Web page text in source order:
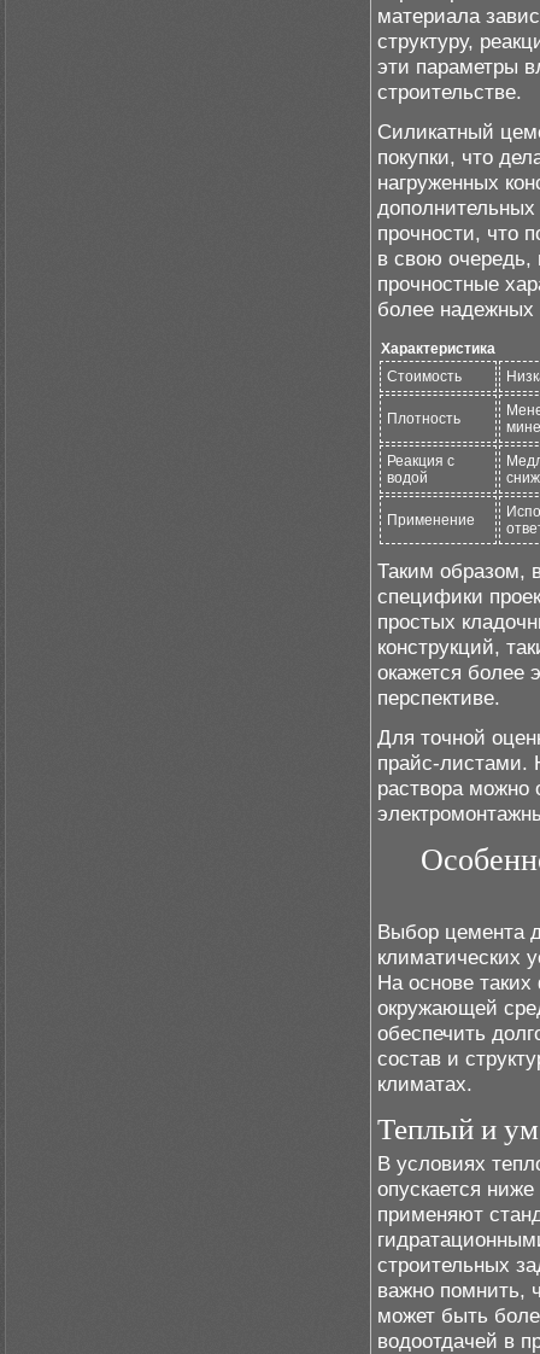
материала
структуру,
эти параметры
строительстве.
Силикатный
покупки, что
нагруженных
прочности, что
в свою очередь,
прочностные
более надежных
Характеристика
Стоимость
Плотность
Реакция с
водой
Применение
Таким образом,
специфики
простых
конструкций,
окажется более
перспективе.
Для точной
прайс-листами.
раствора можно
Выбор цемента
климатических
На основе таких
окружающей
обеспечить
состав и
климатах.
Теплый и
В условиях
опускается
применяют
строительных
важно помнить,
может быть
водоотдачей в